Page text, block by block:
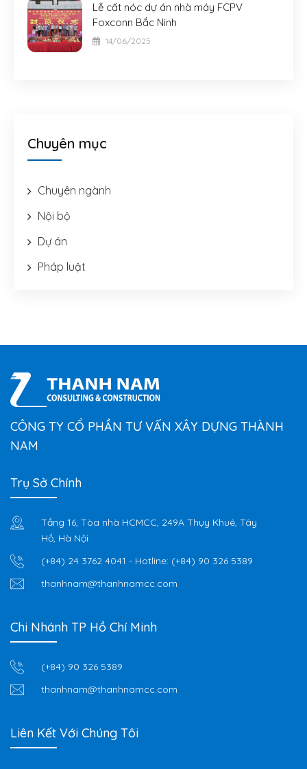
Lễ cất nóc dự án nhà máy FCPV
Foxconn Bắc Ninh
14/06/2025
Chuyên mục
Chuyên ngành
Nội bộ
Dự án
Pháp luật
CÔNG TY CỔ PHẦN TƯ VẤN XÂY DỰNG THÀNH
NAM
Trụ Sở Chính
Tầng 16, Tòa nhà HCMCC, 249A Thụy Khuê, Tây
Hồ, Hà Nội
(+84) 24 3762 4041 - Hotline: (+84) 90 326 5389
thanhnam@thanhnamcc.com
Chi Nhánh TP Hồ Chí Minh
(+84) 90 326 5389
thanhnam@thanhnamcc.com
Liên Kết Với Chúng Tôi